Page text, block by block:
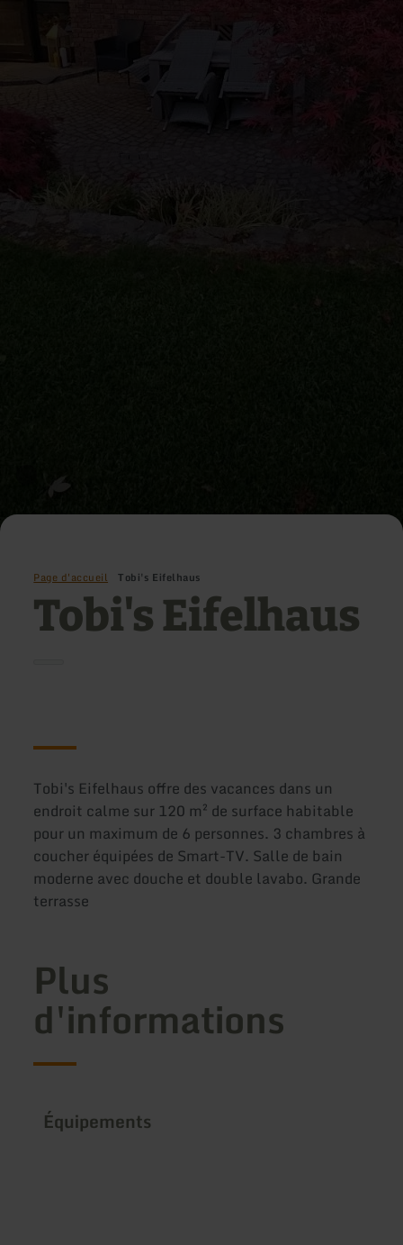
Page d'accueil Tobi's Eifelhaus
Tobi's Eifelhaus
Tobi's Eifelhaus offre des vacances dans un
endroit calme sur 120 m² de surface habitable
pour un maximum de 6 personnes. 3 chambres à
coucher équipées de Smart-TV. Salle de bain
moderne avec douche et double lavabo. Grande
terrasse
Plus
d'informations
Équipements